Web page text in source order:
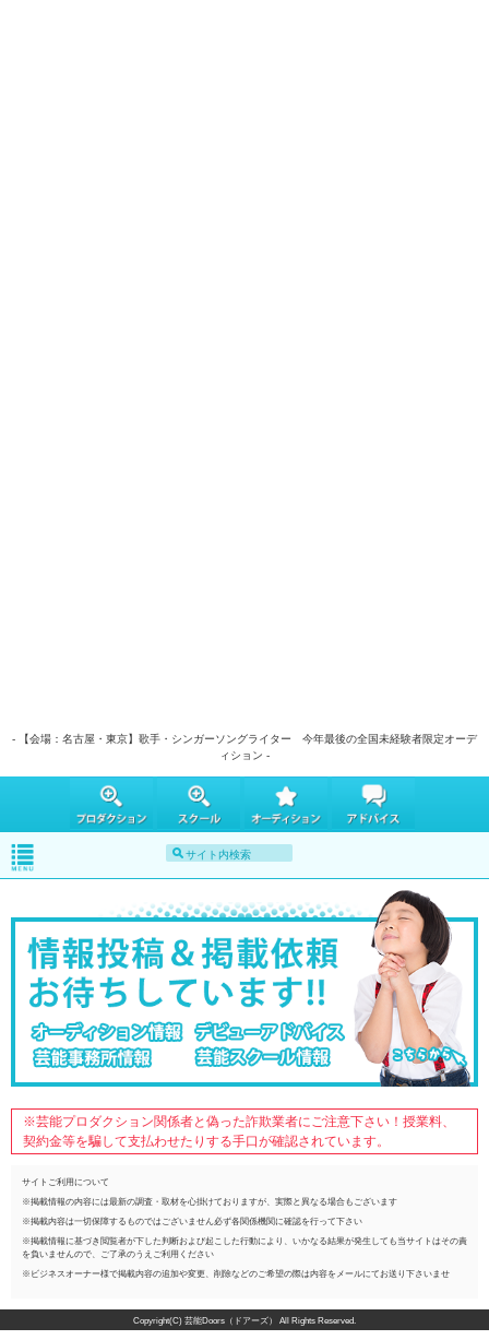
- 【会場：名古屋・東京】歌手・シンガーソングライター 今年最後の全国未経験者限定オーデ
ィション -
※芸能プロダクション関係者と偽った詐欺業者にご注意下さい！授業料、
契約金等を騙して支払わせたりする手口が確認されています。
サイトご利用について
※掲載情報の内容には最新の調査・取材を心掛けておりますが、実際と異なる場合もございます
※掲載内容は一切保障するものではございません必ず各関係機関に確認を行って下さい
※掲載情報に基づき閲覧者が下した判断および起こした行動により、いかなる結果が発生しても当サイトはその責
を負いませんので、ご了承のうえご利用ください
※ビジネスオーナー様で掲載内容の追加や変更、削除などのご希望の際は内容をメールにてお送り下さいませ
Copyright(C) 芸能Doors（ドアーズ） All Rights Reserved.